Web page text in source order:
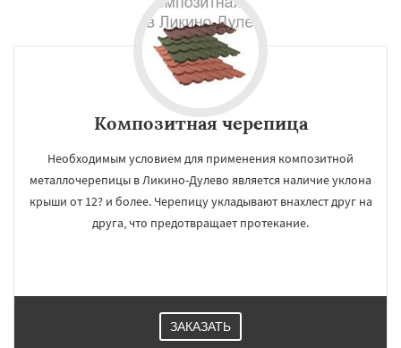
Композитная черепица
Необходимым условием для применения композитной
металлочерепицы в Ликино-Дулево является наличие уклона
крыши от 12? и более. Черепицу укладывают внахлест друг на
друга, что предотвращает протекание.
ЗАКАЗАТЬ